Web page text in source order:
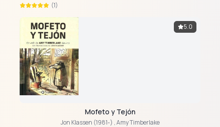
(1)
5.0
Mofeto y Tejón
Jon Klassen (1981-) ,Amy Timberlake